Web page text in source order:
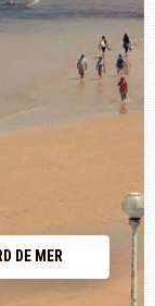
DE MER